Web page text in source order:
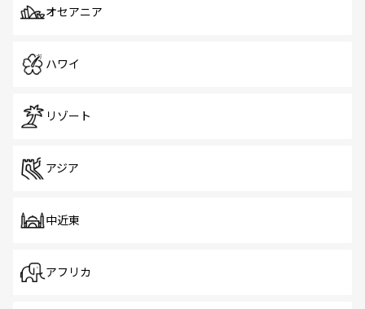
オセアニア
ハワイ
リゾート
アジア
中近東
アフリカ